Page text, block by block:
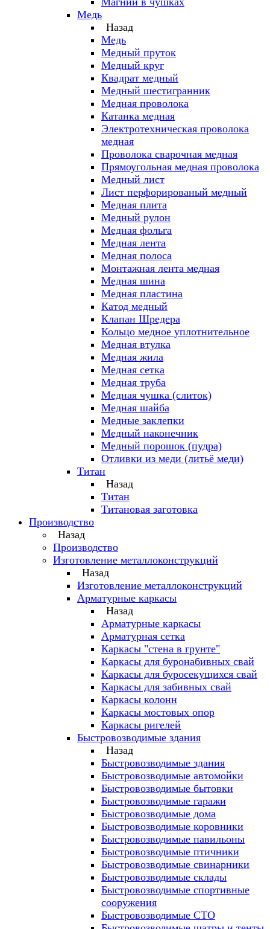
Медь
Назад
Медь
Медный пруток
Медный круг
Квадрат медный
Медный шестигранник
Медная проволока
Катанка медная
Электротехническая проволока
медная
Проволока сварочная медная
Прямоугольная медная проволока
Медный лист
Лист перфорированый медный
Медная плита
Медный рулон
Медная фольга
Медная лента
Медная полоса
Монтажная лента медная
Медная шина
Медная пластина
Катод медный
Клапан Шредера
Кольцо медное уплотнительное
Медная втулка
Медная жила
Медная сетка
Медная труба
Медная чушка (слиток)
Медная шайба
Медные заклепки
Медный наконечник
Медный порошок (пудра)
Отливки из меди (литьё меди)
Титан
Назад
Титан
Титановая заготовка
Производство
Назад
Производство
Изготовление металлоконструкций
Назад
Изготовление металлоконструкций
Арматурные каркасы
Назад
Арматурные каркасы
Арматурная сетка
Каркасы "стена в грунте"
Каркасы для буронабивных свай
Каркасы для буросекущихся свай
Каркасы для забивных свай
Каркасы колонн
Каркасы мостовых опор
Каркасы ригелей
Быстровозводимые здания
Назад
Быстровозводимые здания
Быстровозводимые автомойки
Быстровозводимые бытовки
Быстровозводимые гаражи
Быстровозводимые дома
Быстровозводимые коровники
Быстровозводимые павильоны
Быстровозводимые птичники
Быстровозводимые свинарники
Быстровозводимые склады
Быстровозводимые спортивные
сооружения
Быстровозводимые СТО